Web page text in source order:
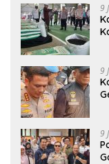
9
9
9